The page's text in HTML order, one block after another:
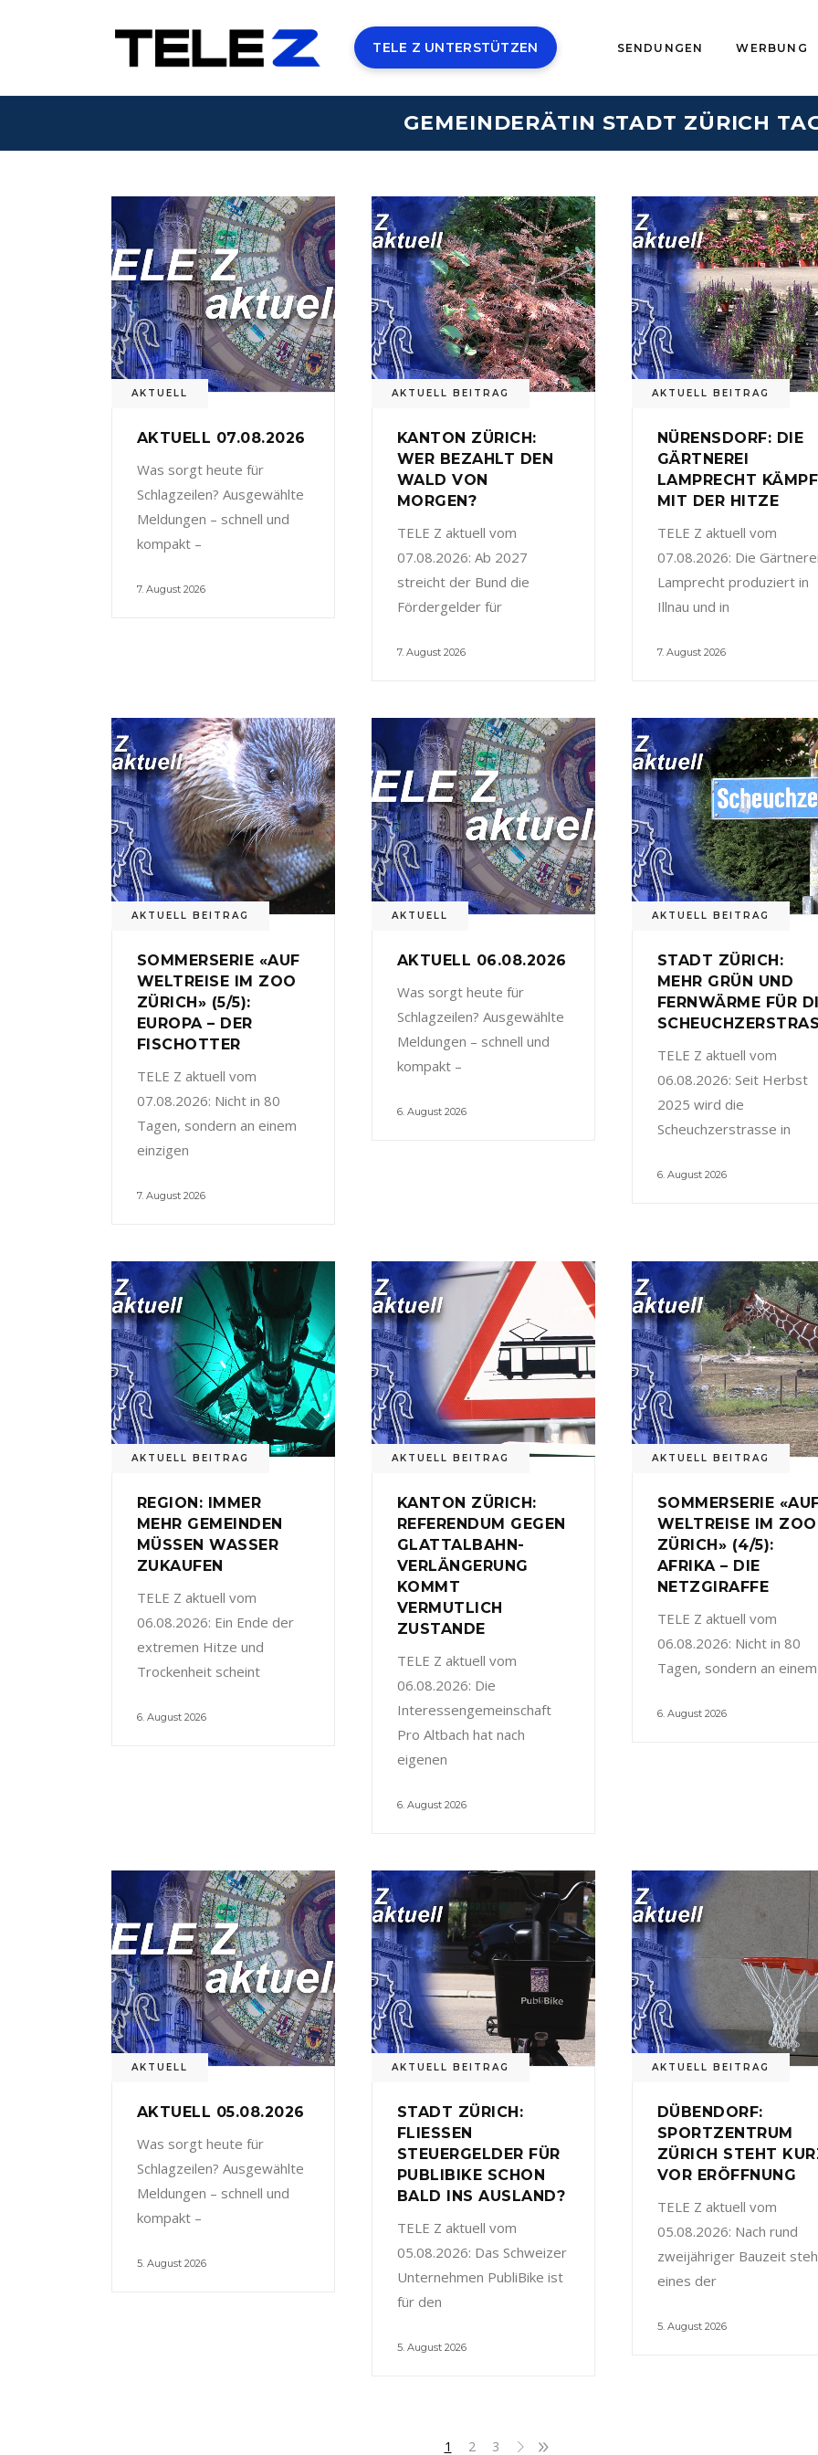
TELE Z UNTERSTÜTZEN SENDUNGEN WERBUNG
GEMEINDERÄTIN STADT ZÜRICH
AKTUELL
AKTUELL 07.08.2026
Was sorgt heute für
Schlagzeilen? Ausgewählte
Meldungen – schnell und
kompakt –
7. August 2026
AKTUELL BEITRAG
KANTON ZÜRICH:
WER BEZAHLT DEN
WALD VON
MORGEN?
TELE Z aktuell vom
07.08.2026: Ab 2027
streicht der Bund die
Fördergelder für
7. August 2026
AKTUELL BEITRAG
NÜRENSDORF: DIE
GÄRTNEREI
LAMPRECHT
MIT DER HITZE
TELE Z aktuell vom
07.08.2026: Die
Lamprecht produziert in
Illnau und in
7. August 2026
AKTUELL BEITRAG
SOMMERSERIE «AUF
WELTREISE IM ZOO
ZÜRICH» (5/5):
EUROPA – DER
FISCHOTTER
TELE Z aktuell vom
07.08.2026: Nicht in 80
Tagen, sondern an einem
einzigen
7. August 2026
AKTUELL
AKTUELL 06.08.2026
Was sorgt heute für
Schlagzeilen? Ausgewählte
Meldungen – schnell und
kompakt –
6. August 2026
AKTUELL BEITRAG
STADT ZÜRICH:
MEHR GRÜN UND
FERNWÄRME FÜR
TELE Z aktuell vom
06.08.2026: Seit Herbst
2025 wird die
Scheuchzerstrasse in
6. August 2026
AKTUELL BEITRAG
REGION: IMMER
MEHR GEMEINDEN
MÜSSEN WASSER
ZUKAUFEN
TELE Z aktuell vom
06.08.2026: Ein Ende der
extremen Hitze und
Trockenheit scheint
6. August 2026
AKTUELL BEITRAG
KANTON ZÜRICH:
REFERENDUM GEGEN
GLATTALBAHN-
VERLÄNGERUNG
KOMMT
VERMUTLICH
ZUSTANDE
TELE Z aktuell vom
06.08.2026: Die
Interessengemeinschaft
Pro Altbach hat nach
eigenen
6. August 2026
AKTUELL BEITRAG
SOMMERSERIE
WELTREISE IM ZOO
ZÜRICH» (4/5):
AFRIKA – DIE
NETZGIRAFFE
TELE Z aktuell vom
06.08.2026: Nicht in 80
Tagen, sondern an einem
6. August 2026
AKTUELL
AKTUELL 05.08.2026
Was sorgt heute für
Schlagzeilen? Ausgewählte
Meldungen – schnell und
kompakt –
5. August 2026
AKTUELL BEITRAG
STADT ZÜRICH:
FLIESSEN
STEUERGELDER FÜR
PUBLIBIKE SCHON
BALD INS AUSLAND?
TELE Z aktuell vom
05.08.2026: Das Schweizer
Unternehmen PubliBike ist
für den
5. August 2026
AKTUELL BEITRAG
DÜBENDORF:
SPORTZENTRUM
ZÜRICH STEHT
VOR ERÖFFNUNG
TELE Z aktuell vom
05.08.2026: Nach rund
zweijähriger Bauzeit
eines der
5. August 2026
1 2 3